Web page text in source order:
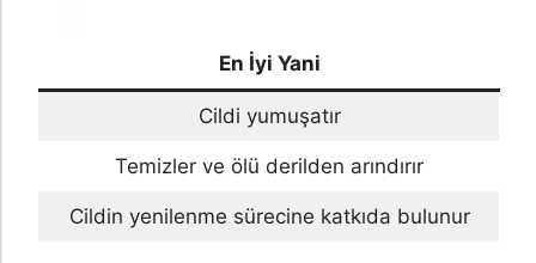
En İyi Yani
Cildi yumuşatır
Temizler ve ölü derilden arındırır
Cildin yenilenme sürecine katkıda bulunur